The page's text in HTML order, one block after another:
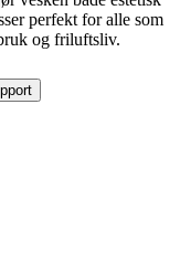
perfekt for alle som
og friluftsliv.